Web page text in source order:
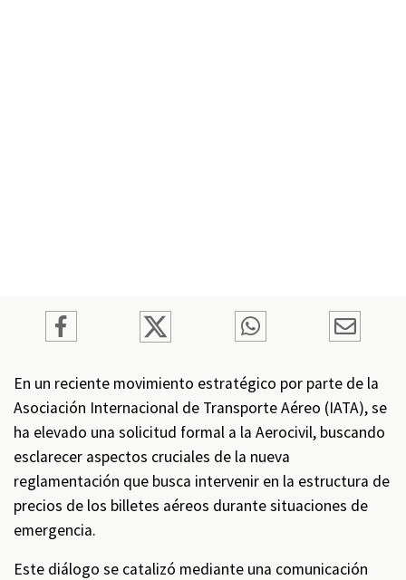
En un reciente movimiento estratégico por parte de la
Asociación Internacional de Transporte Aéreo (IATA), se
ha elevado una solicitud formal a la Aerocivil, buscando
esclarecer aspectos cruciales de la nueva
reglamentación que busca intervenir en la estructura de
precios de los billetes aéreos durante situaciones de
emergencia.
Este diálogo se catalizó mediante una comunicación